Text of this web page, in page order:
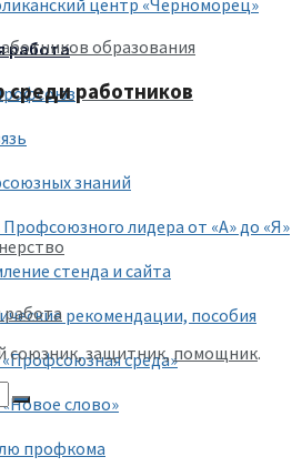
центр «Черноморец»
работа
знаний
лидера от «А» до «Я»
стенда и сайта
рекомендации, пособия
«Профсоюзная среда»
«Новое слово»
профкома
работников
союзник, защитник, помощник.